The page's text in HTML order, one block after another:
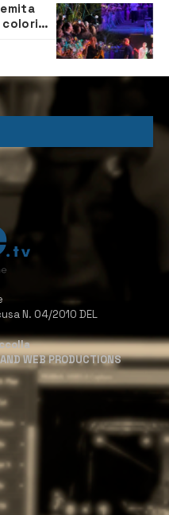
colori
N. 04/2010 DEL
WEB PRODUCTIONS